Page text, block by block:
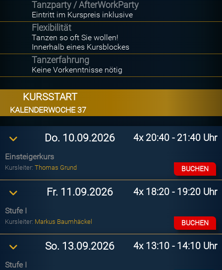
Tanzparty / AfterWorkParty
Eintritt im Kurspreis inklusive
Flexibilität
Tanzen so oft Sie wollen!
Innerhalb eines Kursblockes
Tanzerfahrung
Keine Vorkenntnisse nötig
KURSSTART
KALENDERWOCHE 37
Do. 10.09.2026 4x20:40 - 21:40 Uhr
Einsteigerkurs
Kursleiter: Thomas Grund BUCHEN
Fr. 11.09.2026 4x18:20 - 19:20 Uhr
Stufe I
Kursleiter: Markus Baumhäckel BUCHEN
So. 13.09.2026 4x13:10 - 14:10 Uhr
Stufe I